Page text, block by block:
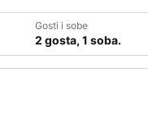
Gosti i sobe
2 gosta, 1 soba.